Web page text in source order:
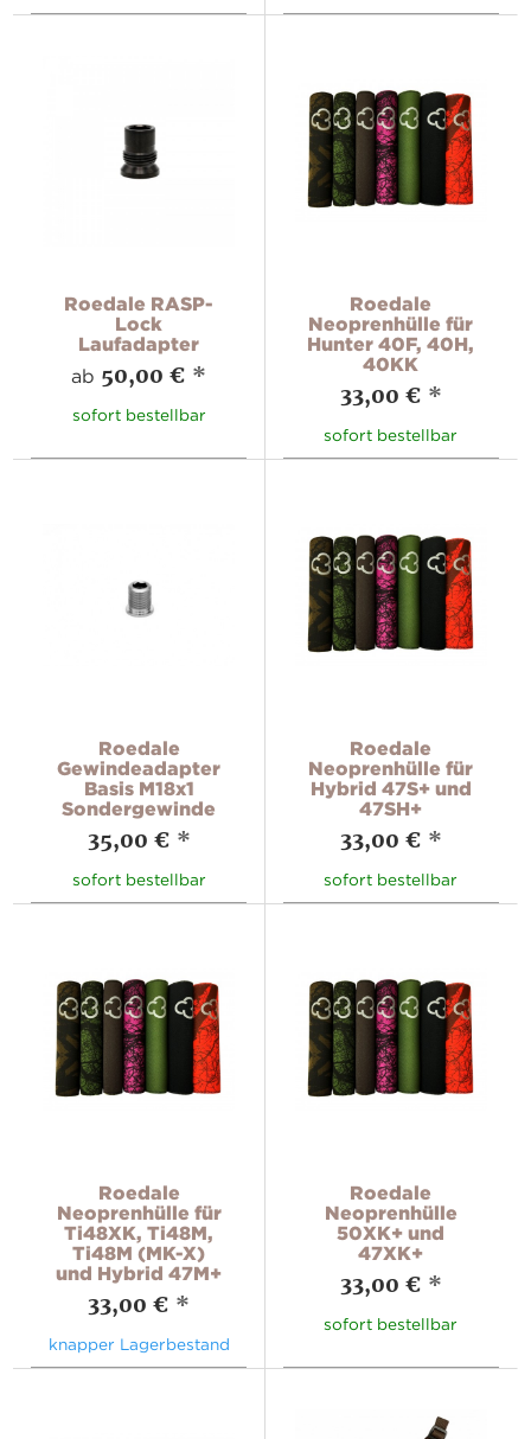
Roedale RASP-
Lock
Laufadapter
ab 50,00 € *
sofort bestellbar
Roedale
Neoprenhülle für
Hunter 40F, 40H,
40KK
33,00 € *
sofort bestellbar
Roedale
Gewindeadapter
Basis M18x1
Sondergewinde
35,00 € *
sofort bestellbar
Roedale
Neoprenhülle für
Hybrid 47S+ und
47SH+
33,00 € *
sofort bestellbar
Roedale
Neoprenhülle für
Ti48XK, Ti48M,
Ti48M (MK-X)
und Hybrid 47M+
33,00 € *
knapper Lagerbestand
Roedale
Neoprenhülle
50XK+ und
47XK+
33,00 € *
sofort bestellbar